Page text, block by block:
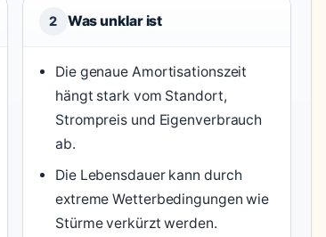
2 Was unklar ist
Die genaue Amortisationszeit
hängt stark vom Standort,
Strompreis und Eigenverbrauch
ab.
Die Lebensdauer kann durch
extreme Wetterbedingungen wie
Stürme verkürzt werden.